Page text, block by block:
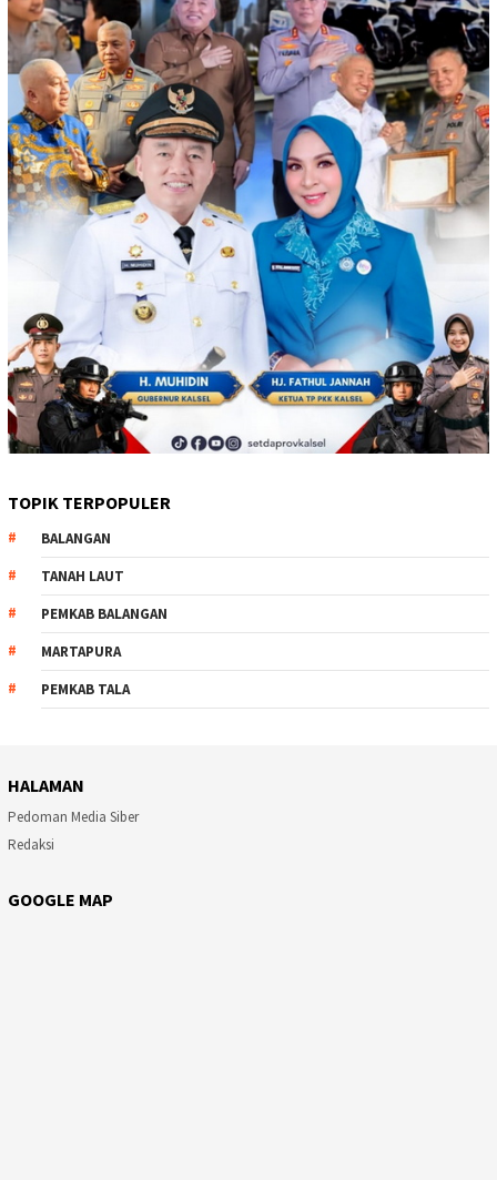
TOPIK TERPOPULER
BALANGAN
TANAH LAUT
PEMKAB BALANGAN
MARTAPURA
PEMKAB TALA
HALAMAN
Pedoman Media Siber
Redaksi
GOOGLE MAP